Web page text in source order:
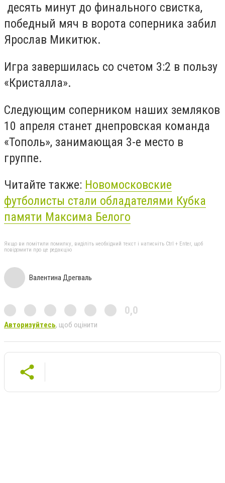
десять минут до финального свистка,
победный мяч в ворота соперника забил
Ярослав Микитюк.
Игра завершилась со счетом 3:2 в пользу
«Кристалла».
Следующим соперником наших земляков
10 апреля станет днепровская команда
«Тополь», занимающая 3-е место в
группе.
Читайте также: Новомосковские
футболисты стали обладателями Кубка
памяти Максима Белого
Якщо ви помітили помилку, виділіть необхідний текст і натисніть Ctrl + Enter, щоб
повідомити про це редакцію
Валентина Дрегваль
0,0
Авторизуйтесь, щоб оцінити